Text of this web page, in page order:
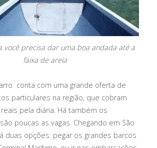
você precisa dar uma boa andada até a
faixa de areia
conta com uma grande oferta de
particulares na região, que cobram
pela diária. Há também os
poucas as vagas. Chegando em São
duas opções: pegar os grandes barcos